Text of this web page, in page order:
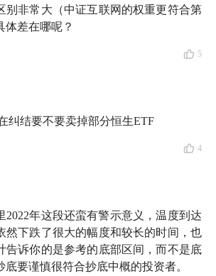
别非常大（中证互联网的权重更符合第
体差在哪呢？
5
纠结要不要卖掉部分恒生ETF
4
2022年这段还蛮有警示意义，温度到达
然下跌了很大的幅度和较长的时间，也
告诉你的是参考的底部区间，而不是底
底要谨慎很符合抄底中概的投资者。